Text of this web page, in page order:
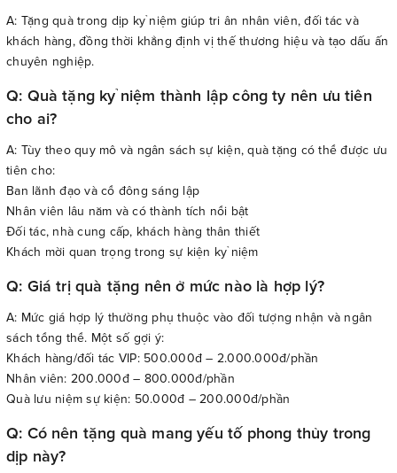
A: Tặng quà trong dịp kỷ niệm giúp tri ân nhân viên, đối tác và
khách hàng, đồng thời khẳng định vị thế thương hiệu và tạo dấu ấn
chuyên nghiệp.
Q: Quà tặng kỷ niệm thành lập công ty nên ưu tiên
cho ai?
A: Tùy theo quy mô và ngân sách sự kiện, quà tặng có thể được ưu
tiên cho:
Ban lãnh đạo và cổ đông sáng lập
Nhân viên lâu năm và có thành tích nổi bật
Đối tác, nhà cung cấp, khách hàng thân thiết
Khách mời quan trọng trong sự kiện kỷ niệm
Q: Giá trị quà tặng nên ở mức nào là hợp lý?
A: Mức giá hợp lý thường phụ thuộc vào đối tượng nhận và ngân
sách tổng thể. Một số gợi ý:
Khách hàng/đối tác VIP: 500.000đ – 2.000.000đ/phần
Nhân viên: 200.000đ – 800.000đ/phần
Quà lưu niệm sự kiện: 50.000đ – 200.000đ/phần
Q: Có nên tặng quà mang yếu tố phong thủy trong
dịp này?